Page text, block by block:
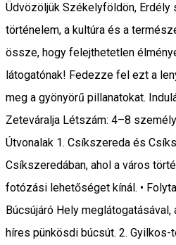
Üdvözöljük Székelyföldön, Erdély
történelem, a kultúra és a
össze, hogy felejthetetlen
látogatónak! Fedezze fel ezt a
meg a gyönyörű pillanatokat.
Zeteváralja Létszám: 4–8
Útvonalak 1. Csíkszereda és
Csíkszeredában, ahol a város
fotózási lehetőséget kínál. •
Búcsújáró Hely
híres pünkösdi búcsút. 2.